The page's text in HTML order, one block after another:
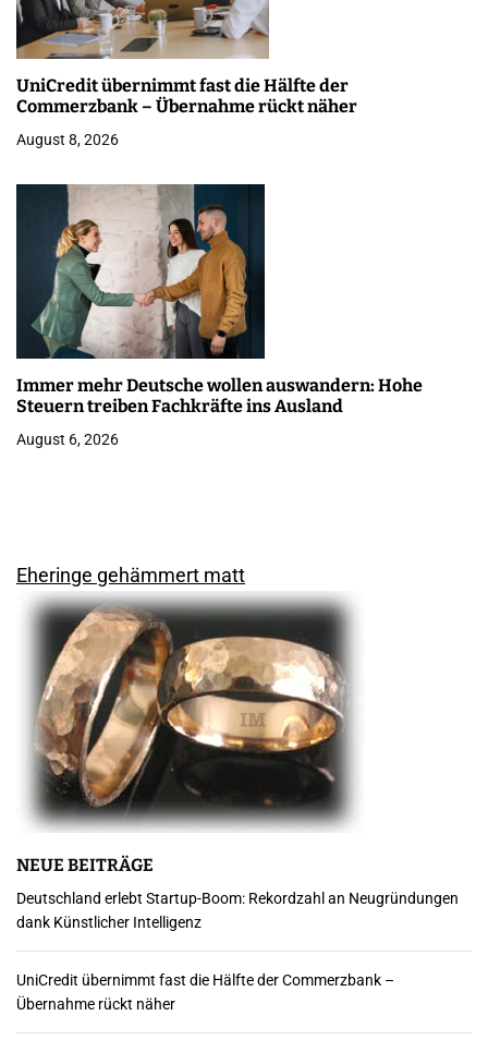
UniCredit übernimmt fast die Hälfte der
Commerzbank – Übernahme rückt näher
August 8, 2026
Immer mehr Deutsche wollen auswandern: Hohe
Steuern treiben Fachkräfte ins Ausland
August 6, 2026
Eheringe gehämmert matt
NEUE BEITRÄGE
Deutschland erlebt Startup-Boom: Rekordzahl an Neugründungen
dank Künstlicher Intelligenz
UniCredit übernimmt fast die Hälfte der Commerzbank –
Übernahme rückt näher